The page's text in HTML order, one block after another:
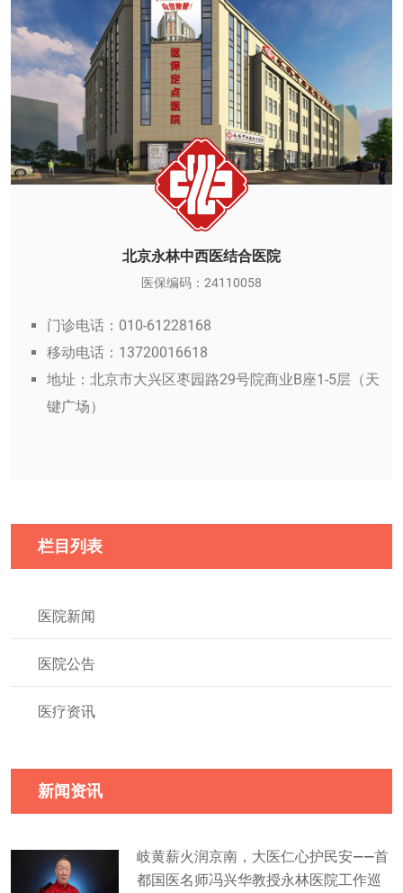
北京永林中西医结合医院
医保编码：24110058
门诊电话：010-61228168
移动电话：13720016618
地址：北京市大兴区枣园路29号院商业B座1-5层（天
键广场）
栏目列表
医院新闻
医院公告
医疗资讯
新闻资讯
岐黄薪火润京南，大医仁心护民安——首
都国医名师冯兴华教授永林医院工作巡